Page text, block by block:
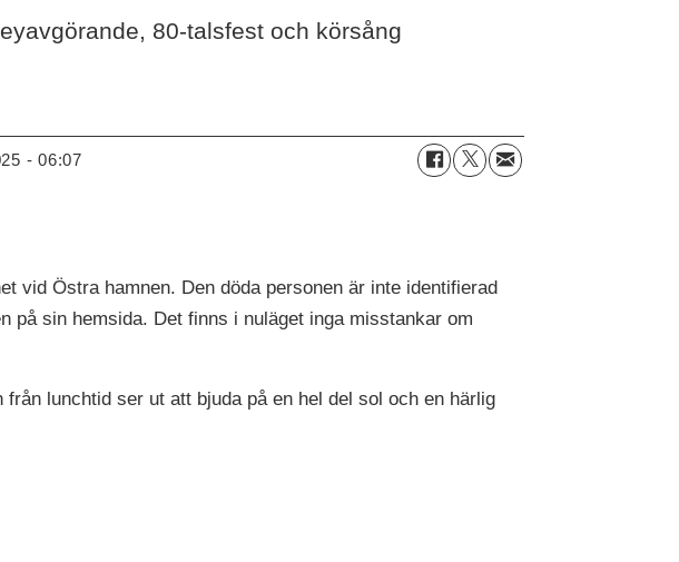
80-talsfest och körsång
- 06:07
vid Östra hamnen. Den döda personen är inte identifierad
på sin hemsida. Det finns i nuläget inga misstankar om
lunchtid ser ut att bjuda på en hel del sol och en härlig